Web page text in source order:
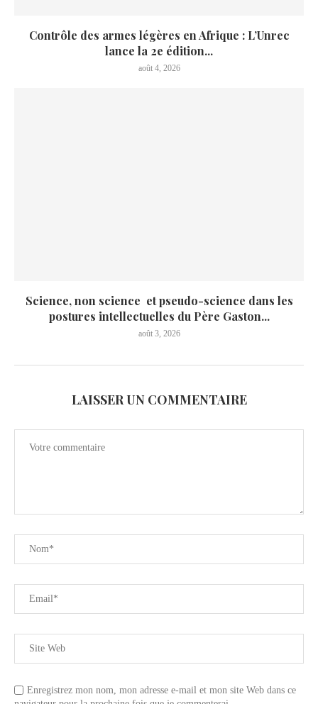
Contrôle des armes légères en Afrique : L’Unrec
lance la 2e édition...
août 4, 2026
Science, non science et pseudo-science dans les
postures intellectuelles du Père Gaston...
août 3, 2026
LAISSER UN COMMENTAIRE
Enregistrez mon nom, mon adresse e-mail et mon site Web dans ce